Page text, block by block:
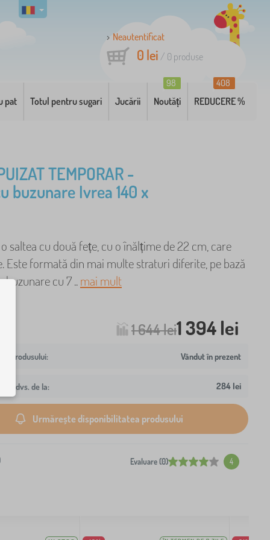
Neautentificat
0 lei / 0 produse
pat Totul pentru sugari Jucării Noutăți
98
REDUCERE %
408
TEMPORAR -
buzunare Ivrea 140 x
o saltea cu două fețe, cu o înălțime de 22 cm, care
Este formată din mai multe straturi diferite, pe bază
buzunare cu 7 ..mai mult
1 644 lei1 394 lei
Vândut în prezent
dvs. de la: 284 lei
Urmărește disponibilitatea produsului
Evaluare (0) 4